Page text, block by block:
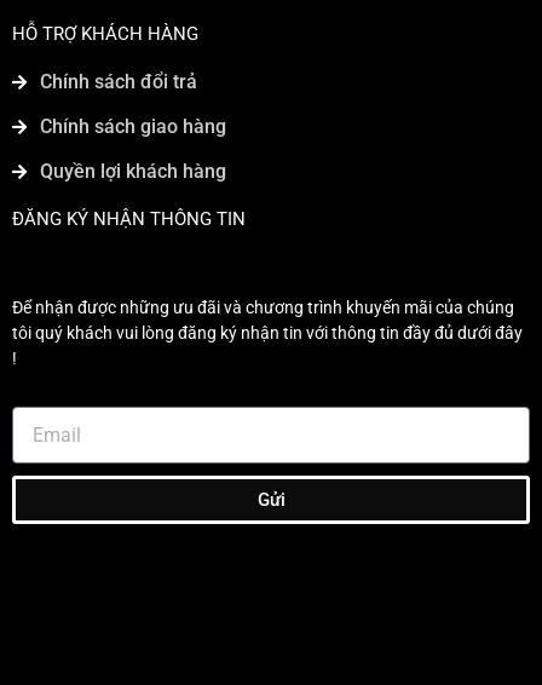
HỖ TRỢ KHÁCH HÀNG
Chính sách đổi trả
Chính sách giao hàng
Quyền lợi khách hàng
ĐĂNG KÝ NHẬN THÔNG TIN
Để nhận được những ưu đãi và chương trình khuyến mãi của chúng
tôi quý khách vui lòng đăng ký nhận tin với thông tin đầy đủ dưới đây
!
Gửi